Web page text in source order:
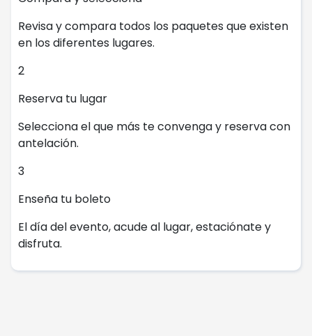
Revisa y compara todos los paquetes que existen
en los diferentes lugares.
2
Reserva tu lugar
Selecciona el que más te convenga y reserva con
antelación.
3
Enseña tu boleto
El día del evento, acude al lugar, estaciónate y
disfruta.